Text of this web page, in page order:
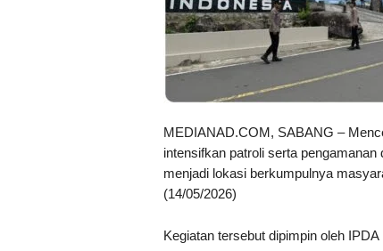
MEDIANAD.COM, SABANG –
intensifkan patroli serta
menjadi lokasi berkumpulnya
(14/05/2026)
Kegiatan tersebut dipimpin oleh